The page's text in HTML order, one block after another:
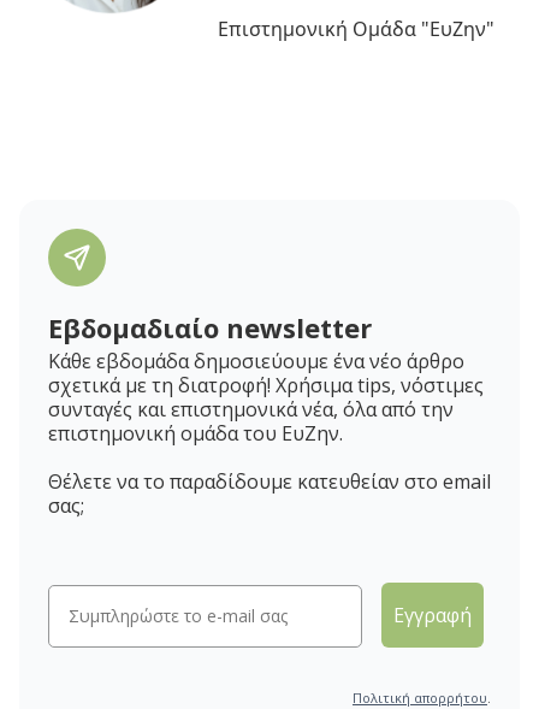
Επιστημονική Ομάδα "ΕυΖην"
Εβδομαδιαίο newsletter
Κάθε εβδομάδα δημοσιεύουμε ένα νέο άρθρο
σχετικά με τη διατροφή! Χρήσιμα tips, νόστιμες
συνταγές και επιστημονικά νέα, όλα από την
επιστημονική ομάδα του ΕυΖην.
Θέλετε να το παραδίδουμε κατευθείαν στο email
σας;
Εγγραφή
Πολιτική απορρήτου.